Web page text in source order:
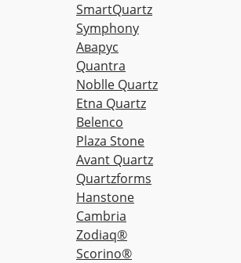
SmartQuartz
Symphony
Аварус
Quantra
Noblle Quartz
Etna Quartz
Belenco
Plaza Stone
Avant Quartz
Quartzforms
Hanstone
Cambria
Zodiaq®
Scorino®